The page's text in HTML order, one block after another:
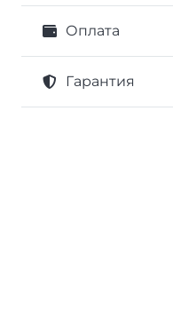
Оплата
Гарантия